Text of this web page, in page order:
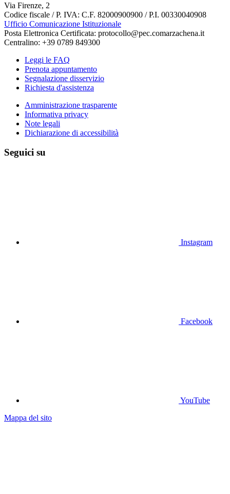
Via Firenze, 2
Codice fiscale / P. IVA: C.F. 82000900900 / P.I. 00330040908
Ufficio Comunicazione Istituzionale
Posta Elettronica Certificata: protocollo@pec.comarzachena.it
Centralino: +39 0789 849300
Leggi le FAQ
Prenota appuntamento
Segnalazione disservizio
Richiesta d'assistenza
Amministrazione trasparente
Informativa privacy
Note legali
Dichiarazione di accessibilità
Seguici su
Instagram
Facebook
YouTube
Mappa del sito